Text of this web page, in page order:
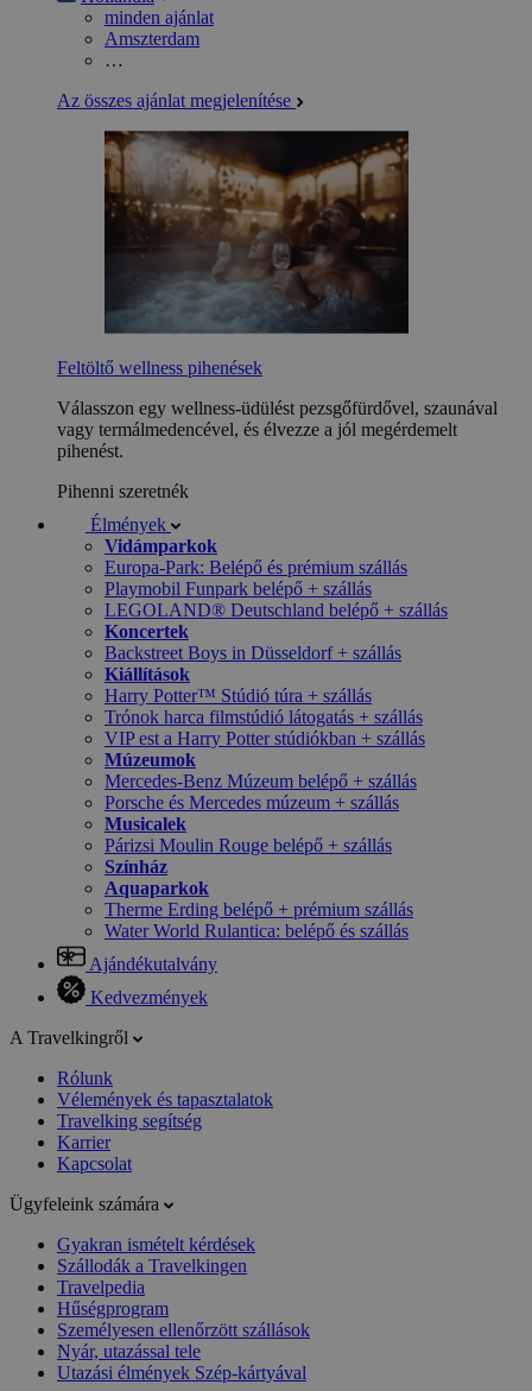
minden ajánlat
Amszterdam
…
Az összes ajánlat megjelenítése
Feltöltő wellness pihenések
Válasszon egy wellness-üdülést pezsgőfürdővel, szaunával
vagy termálmedencével, és élvezze a jól megérdemelt
pihenést.
Pihenni szeretnék
Élmények
Vidámparkok
Europa-Park: Belépő és prémium szállás
Playmobil Funpark belépő + szállás
LEGOLAND® Deutschland belépő + szállás
Koncertek
Backstreet Boys in Düsseldorf + szállás
Kiállítások
Harry Potter™ Stúdió túra + szállás
Trónok harca filmstúdió látogatás + szállás
VIP est a Harry Potter stúdiókban + szállás
Múzeumok
Mercedes-Benz Múzeum belépő + szállás
Porsche és Mercedes múzeum + szállás
Musicalek
Párizsi Moulin Rouge belépő + szállás
Színház
Aquaparkok
Therme Erding belépő + prémium szállás
Water World Rulantica: belépő és szállás
Ajándékutalvány
Kedvezmények
A Travelkingről
Rólunk
Vélemények és tapasztalatok
Travelking segítség
Karrier
Kapcsolat
Ügyfeleink számára
Gyakran ismételt kérdések
Szállodák a Travelkingen
Travelpedia
Hűségprogram
Személyesen ellenőrzött szállások
Nyár, utazással tele
Utazási élmények Szép-kártyával